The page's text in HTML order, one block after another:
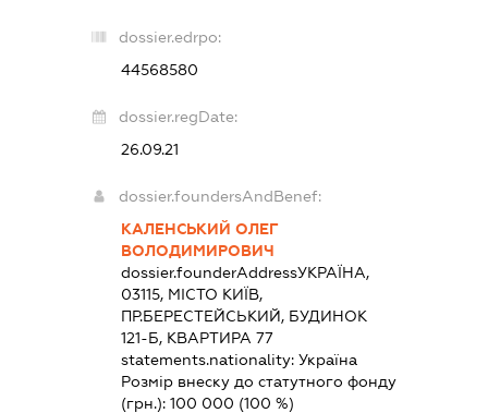
dossier.edrpo:
44568580
dossier.regDate:
26.09.21
dossier.foundersAndBenef:
КАЛЕНСЬКИЙ ОЛЕГ
ВОЛОДИМИРОВИЧ
dossier.founderAddressУКРАЇНА,
03115, МІСТО КИЇВ,
ПР.БЕРЕСТЕЙСЬКИЙ, БУДИНОК
121-Б, КВАРТИРА 77
statements.nationality: Україна
Розмір внеску до статутного фонду
(грн.): 100 000 (100 %)